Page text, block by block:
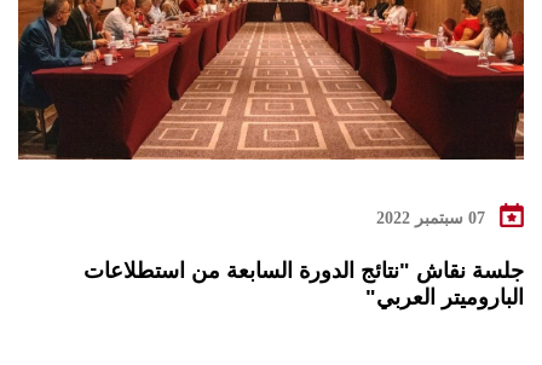
07 سبتمبر 2022
جلسة نقاش "نتائج الدورة السابعة من استطلاعات
الباروميتر العربي"